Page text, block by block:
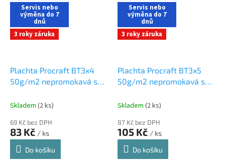
Servis nebo
výměna do 7
dnů
3 roky záruka
Plachta Procraft BT3x4
50g/m2 nepromokavá s
Skladem (2 ks)
69 Kč bez DPH
83 Kč / ks
Do košíku
Servis nebo
výměna do 7
dnů
3 roky záruka
Plachta Procraft BT3x5
50g/m2 nepromokavá s
Skladem (2 ks)
87 Kč bez DPH
105 Kč / ks
Do košíku